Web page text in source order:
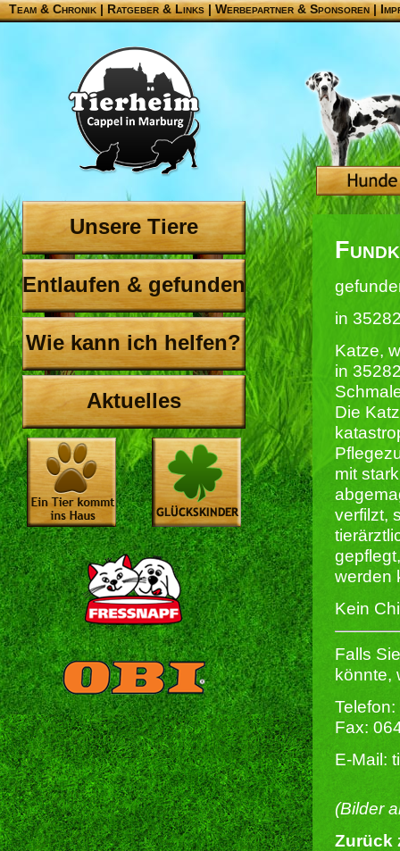
Team & Chronik |Ratgeber & Links|Werbepartner & Sponsoren|
Unsere Tiere
Entlaufen & gefunden
Wie kann ich helfen?
Aktuelles
in
Katze,
in
Die
mit
verfilzt,
werden
Kein
Falls
könnte,
Fax:
E-Mail:
(Bilder
Zurück